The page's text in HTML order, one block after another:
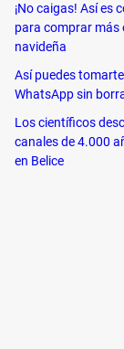
el idioma. En
¡No caigas! Así es
para comprar más
navideña
Así puedes
WhatsApp sin
Los científicos
canales de 4.000
en Belice